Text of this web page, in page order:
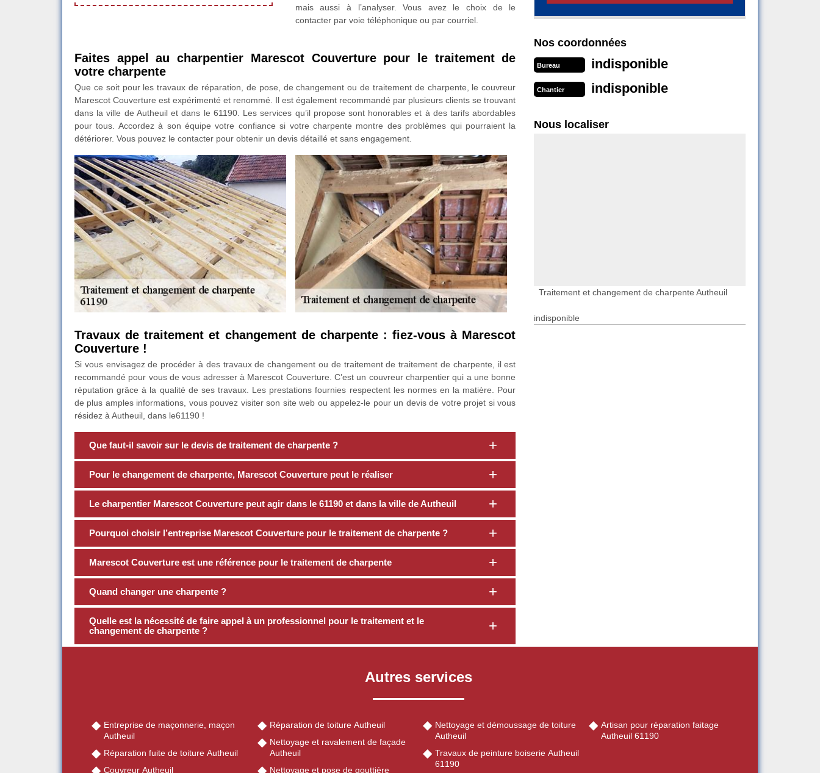
mais aussi à l’analyser. Vous avez le choix de le
contacter par voie téléphonique ou par courriel.
Faites appel au charpentier Marescot Couverture pour le traitement de
votre charpente
Que ce soit pour les travaux de réparation, de pose, de changement ou de traitement de charpente, le couvreur
Marescot Couverture est expérimenté et renommé. Il est également recommandé par plusieurs clients se trouvant
dans la ville de Autheuil et dans le 61190. Les services qu’il propose sont honorables et à des tarifs abordables
pour tous. Accordez à son équipe votre confiance si votre charpente montre des problèmes qui pourraient la
détériorer. Vous pouvez le contacter pour obtenir un devis détaillé et sans engagement.
Travaux de traitement et changement de charpente : fiez-vous à Marescot
Couverture !
Si vous envisagez de procéder à des travaux de changement ou de traitement de traitement de charpente, il est
recommandé pour vous de vous adresser à Marescot Couverture. C’est un couvreur charpentier qui a une bonne
réputation grâce à la qualité de ses travaux. Les prestations fournies respectent les normes en la matière. Pour
de plus amples informations, vous pouvez visiter son site web ou appelez-le pour un devis de votre projet si vous
résidez à Autheuil, dans le61190 !
Que faut-il savoir sur le devis de traitement de charpente ?
Pour le changement de charpente, Marescot Couverture peut le réaliser
Le charpentier Marescot Couverture peut agir dans le 61190 et dans la ville de Autheuil
Pourquoi choisir l’entreprise Marescot Couverture pour le traitement de charpente ?
Marescot Couverture est une référence pour le traitement de charpente
Quand changer une charpente ?
Quelle est la nécessité de faire appel à un professionnel pour le traitement et le
changement de charpente ?
Nos coordonnées
Bureau indisponible
Chantier indisponible
Nous localiser
Traitement et changement de charpente Autheuil
indisponible
Autres services
Entreprise de maçonnerie, maçon
Autheuil
Réparation fuite de toiture Autheuil
Couvreur Autheuil
Réparation de toiture Autheuil
Nettoyage et ravalement de façade
Autheuil
Nettoyage et pose de gouttière
Nettoyage et démoussage de toiture
Autheuil
Travaux de peinture boiserie Autheuil
61190
Artisan pour réparation faitage
Autheuil 61190